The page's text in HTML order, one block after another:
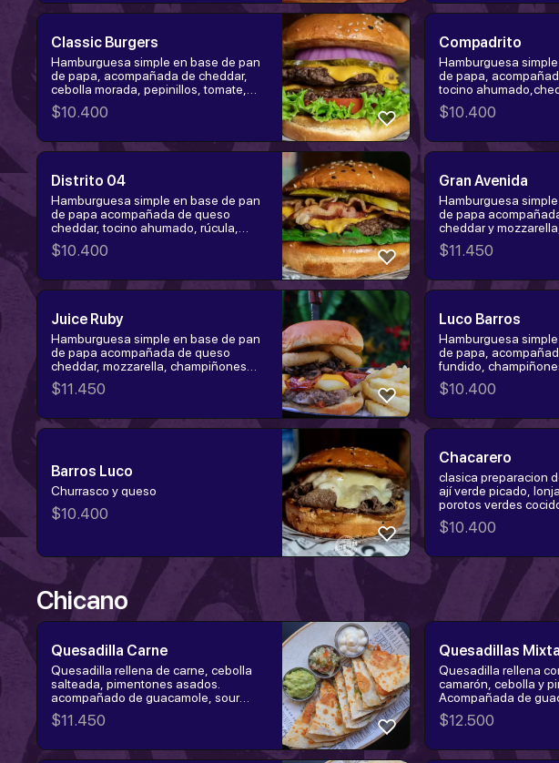
Classic Burgers
Hamburguesa simple en base de pan
de papa, acompañada de cheddar,
cebolla morada, pepinillos, tomate,
lechuga . Elige la proteína:
hamburguesa, churrasco o pollo
$10.400
Compadrito
Hamburguesa
de papa,
tocino
tomate. Elige la
hamburguesa,
$10.400
Distrito 04
Hamburguesa simple en base de pan
de papa acompañada de queso
cheddar, tocino ahumado, rúcula,
pepinillos dulces y salsa de la casa.
Elige la proteína: hamburguesa,
$10.400
Gran Avenida
Hamburguesa
de papa
cheddar y
salteados a la
ahumado, lechuga,
hamburguesa,
$11.450
Juice Ruby
Hamburguesa simple en base de pan
de papa acompañada de queso
cheddar, mozzarella, champiñones
salteados a la cerveza, tocino
ahumado, onion rings y salsa de
hamburguesa, churrasco o pollo
$11.450
Luco Barros
Hamburguesa
de papa,
fundido,
cerveza, pimiento,
cilantro. Elige la
tempura.
$10.400
Barros Luco
Churrasco y queso
$10.400
Chacarero
clasica preparacion
ají verde picado,
porotos verdes
en rodajas
$10.400
Chicano
Quesadilla Carne
Quesadilla rellena de carne, cebolla
salteada, pimentones asados.
acompañado de guacamole, sour
cream y pico de gallo.
$11.450
Quesadillas
Quesadilla rellena
camarón, cebolla y
Acompañada de
cream y pico de gallo.
$12.500